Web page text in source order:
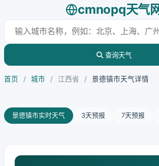
cmnopq天气
查询天气
首页 / 城市 / 江西省 / 景德镇市天气详情
景德镇市实时天气 3天预报 7天预报